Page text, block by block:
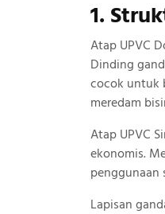
1.
Atap UPVC
Dinding
cocok untuk
meredam
Atap UPVC
ekonomis.
penggunaan
Lapisan